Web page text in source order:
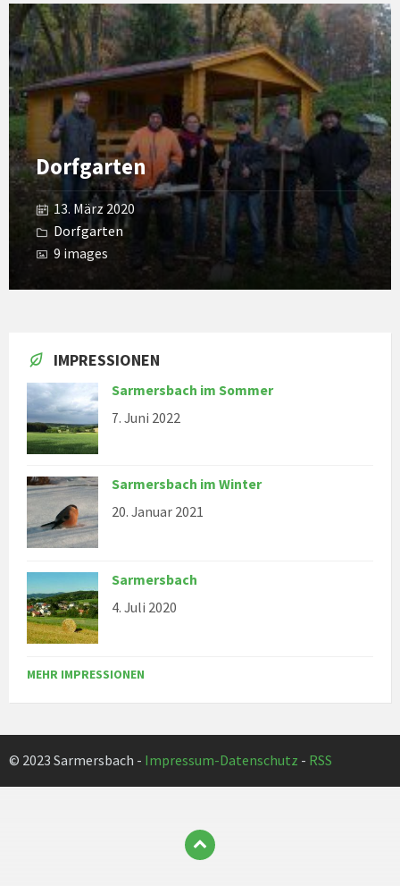
Dorfgarten
13. März 2020
Dorfgarten
9 images
Open
Gallery
IMPRESSIONEN
Sarmersbach im Sommer
7. Juni 2022
Sarmersbach im Winter
20. Januar 2021
Sarmersbach
4. Juli 2020
MEHR IMPRESSIONEN
© 2023 Sarmersbach - Impressum-Datenschutz - RSS